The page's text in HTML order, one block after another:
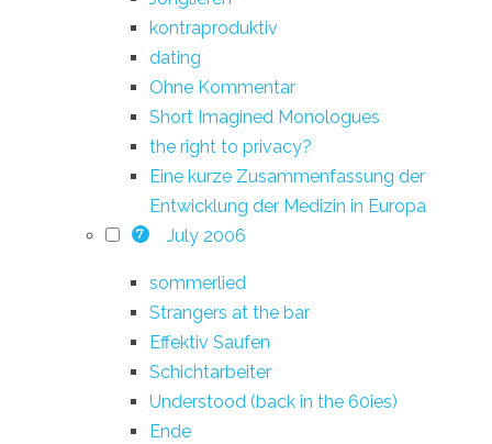
kontraproduktiv
dating
Ohne Kommentar
Short Imagined Monologues
the right to privacy?
Eine kurze Zusammenfassung der
Entwicklung der Medizin in Europa
7 July 2006
sommerlied
Strangers at the bar
Effektiv Saufen
Schichtarbeiter
Understood (back in the 60ies)
Ende